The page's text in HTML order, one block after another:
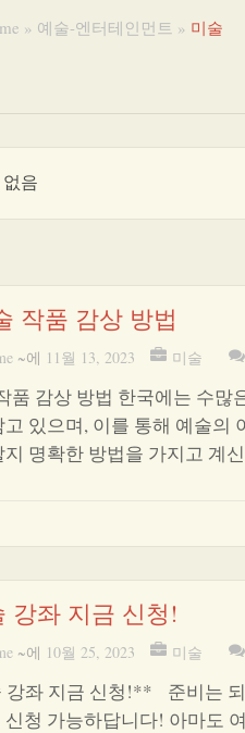
» 예술-엔터테인먼트 » 미술
음
작품 감상 방법
~에 11월 13, 2023 미술
품 감상 방법 한국에는 수
고 있으며, 이를 통해 예술의
명확한 방법을 가지고 계
강좌 지금 신청!
~에 10월 25, 2023 미술
좌 지금 신청!** 준비는
청 가능하답니다! 아마도